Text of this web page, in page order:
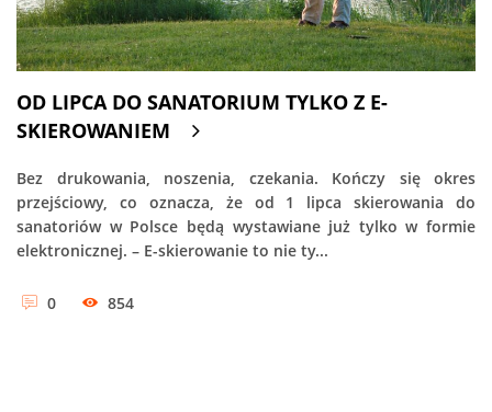
OD LIPCA DO SANATORIUM TYLKO Z E-
SKIEROWANIEM
Bez drukowania, noszenia, czekania. Kończy się okres
przejściowy, co oznacza, że od 1 lipca skierowania do
sanatoriów w Polsce będą wystawiane już tylko w formie
elektronicznej. – E-skierowanie to nie ty...
0 854